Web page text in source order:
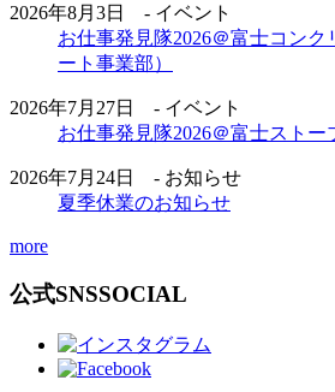
2026年8月3日 - イベント
お仕事発見隊2026＠富士コンク
ート事業部）
2026年7月27日 - イベント
お仕事発見隊2026＠富士ストー
2026年7月24日 - お知らせ
夏季休業のお知らせ
more
公式SNSSOCIAL